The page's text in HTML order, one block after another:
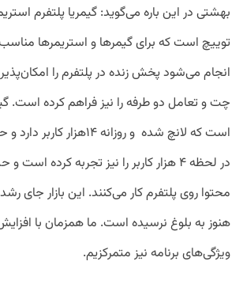
بهشتی در این باره می‌گوید: گیمریا پلتفرم
توییچ است که برای گیمرها و استریمرها
انجام می‌شود پخش زنده در پلتفرم را
چت و تعامل دو طرفه را نیز فراهم کرده است.
است که لانچ شده و روزانه
محتوا روی پلتفرم کار می‌کنند. این بازار جای رشد
هنوز به بلوغ نرسیده است. ما همزمان با
ویژگی‌های برنامه نیز متمرکزیم.